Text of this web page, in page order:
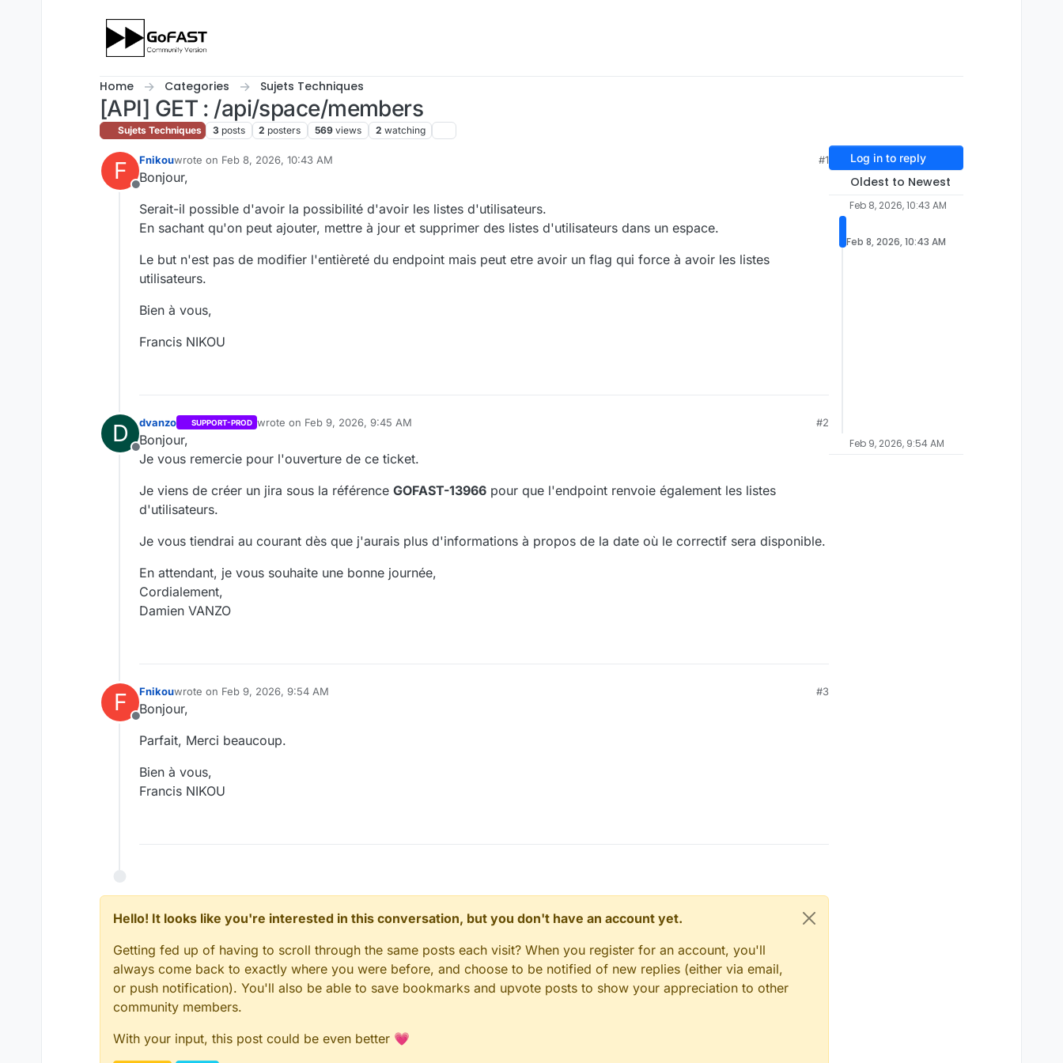
Home Categories Sujets Techniques
[API] GET : /api/space/members
Sujets Techniques 3 posts 2 posters 569 views 2 watching
F
Offline
Fnikouwrote on Feb 8, 2026, 10:43 AM
last edited by
#1
Bonjour,
Serait-il possible d'avoir la possibilité d'avoir les listes d'utilisateurs.
En sachant qu'on peut ajouter, mettre à jour et supprimer des listes d'utilisateurs dans un espace.
Le but n'est pas de modifier l'entièreté du endpoint mais peut etre avoir un flag qui force à avoir les listes
utilisateurs.
Bien à vous,
Francis NIKOU
D
Offline
dvanzo SUPPORT-PROD wrote on Feb 9, 2026, 9:45 AM
last edited by dvanzoFeb 9, 2026, 10:45 AM
#2
Bonjour,
Je vous remercie pour l'ouverture de ce ticket.
Je viens de créer un jira sous la référence GOFAST-13966 pour que l'endpoint renvoie également les listes
d'utilisateurs.
Je vous tiendrai au courant dès que j'aurais plus d'informations à propos de la date où le correctif sera disponible.
En attendant, je vous souhaite une bonne journée,
Cordialement,
Damien VANZO
F
Offline
Fnikouwrote on Feb 9, 2026, 9:54 AM
last edited by
#3
Bonjour,
Parfait, Merci beaucoup.
Bien à vous,
Francis NIKOU
Hello! It looks like you're interested in this conversation, but you don't have an account yet.
Getting fed up of having to scroll through the same posts each visit? When you register for an account, you'll
always come back to exactly where you were before, and choose to be notified of new replies (either via email,
or push notification). You'll also be able to save bookmarks and upvote posts to show your appreciation to other
community members.
With your input, this post could be even better 💗
Log in to reply
Oldest to Newest
Feb 8, 2026, 10:43 AM
Feb 8, 2026, 10:43 AM
Feb 9, 2026, 9:54 AM